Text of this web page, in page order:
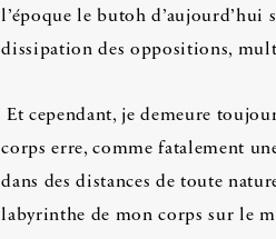
l’époque le butoh
dissipation des oppositions,
Et cependant, je demeure
corps erre, comme fatalement
dans des distances de toute
labyrinthe de mon corps sur le